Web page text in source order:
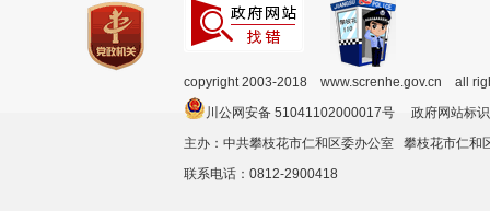
copyright 2003-2018 www.screnhe.gov.cn all
川公网安备 51041102000017号 政府网站
主办：中共攀枝花市仁和区委办公室 攀枝花市仁
联系电话：0812-2900418